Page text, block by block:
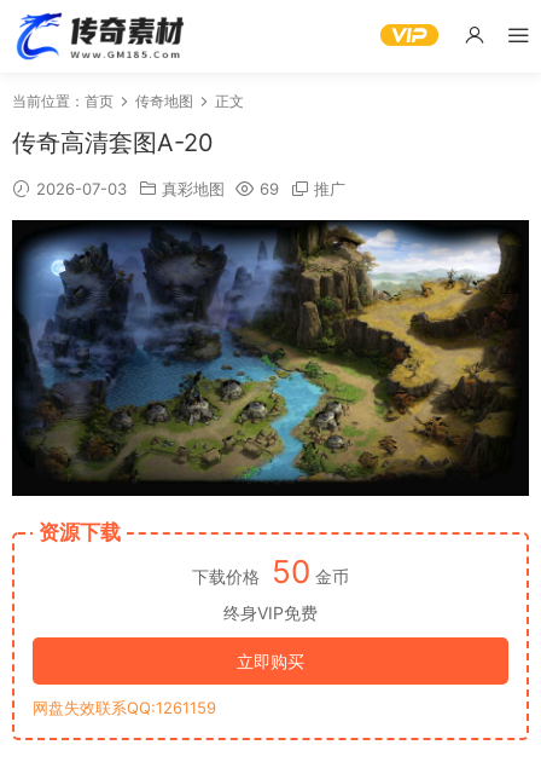
当前位置： 首页 传奇地图 正文
传奇高清套图A-20
2026-07-03 真彩地图 69 推广
资源下载
下载价格 50 金币
终身VIP免费
立即购买
网盘失效联系QQ:1261159